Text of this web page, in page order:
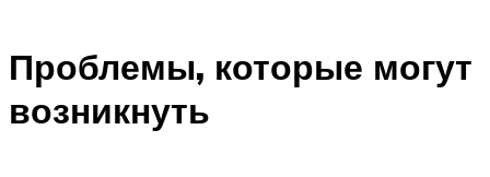
Проблемы, которые могут
возникнуть